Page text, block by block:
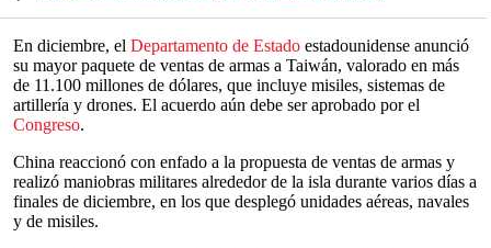
En diciembre, el Departamento de Estado estadounidense anunció
su mayor paquete de ventas de armas a Taiwán, valorado en más
de 11.100 millones de dólares, que incluye misiles, sistemas de
artillería y drones. El acuerdo aún debe ser aprobado por el
Congreso.
China reaccionó con enfado a la propuesta de ventas de armas y
realizó maniobras militares alrededor de la isla durante varios días a
finales de diciembre, en los que desplegó unidades aéreas, navales
y de misiles.